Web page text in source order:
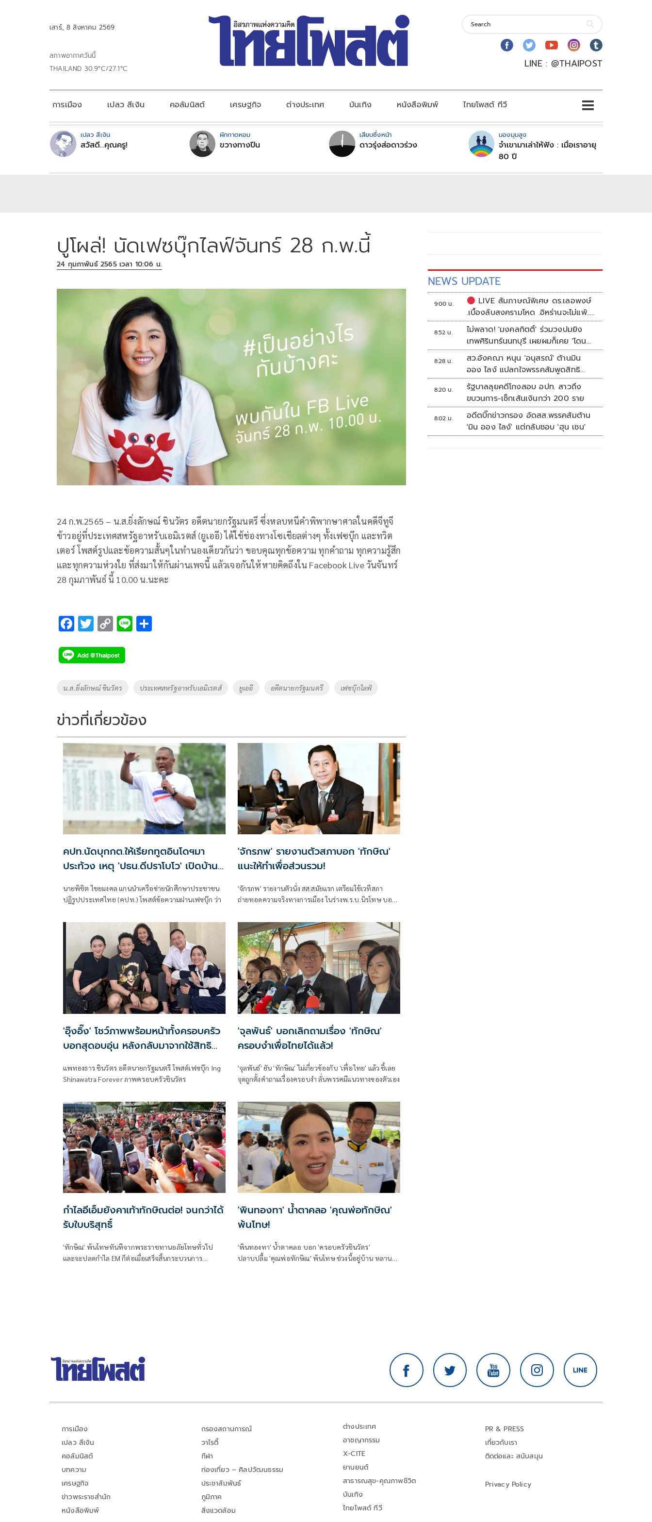
เสาร์, 8 สิงหาคม 2569
สภาพอากาศวันนี้
THAILAND 30.9°C/27.1°C
LINE : @THAIPOST
การเมือง เปลว สีเงิน คอลัมนิสต์ เศรษฐกิจ ต่างประเทศ บันเทิง หนังสือพิมพ์ ไทยโพสต์ ทีวี
เปลว สีเงิน
สวัสดี...คุณครู!
ผักกาดหอม
ขวางทางปืน
เสียบซึ่งหน้า
ดาวรุ่งส่อดาวร่วง
มองมุมสูง
จำเขามาเล่าให้ฟัง : เมื่อเราอายุ
80 ปี
ปูโผล่! นัดเฟซบุ๊กไลฟ์จันทร์ 28 ก.พ.นี้
24 กุมภาพันธ์ 2565 เวลา 10:06 น.
24 ก.พ.2565 – น.ส.ยิ่งลักษณ์ ชินวัตร อดีตนายกรัฐมนตรี ซึ่งหลบหนีคำพิพากษาศาลในคดีจีทูจี
ข้าวอยู่ที่ประเทศสหรัฐอาหรับเอมิเรตส์ (ยูเออี) ได้ใช้ช่องทางโซเชียลต่างๆ ทั้งเฟซบุ๊ก และทวิต
เตอร์ โพสต์รูปและข้อความสั้นๆในทำนองเดียวกันว่า ขอบคุณทุกข้อความ ทุกคำถาม ทุกความรู้สึก
และทุกความห่วงใย ที่ส่งมาให้กันผ่านเพจนี้ แล้วเจอกันให้หายคิดถึงใน Facebook Live วันจันทร์
28 กุมภาพันธ์ นี้ 10.00 น.นะคะ
F
e
b
o
k
T
tt
er
C
p
y
Li
k
Li
Tags
น.ส.ยิ่งลักษณ์ ชินวัตร ประเทศสหรัฐอาหรับเอมิเรตส์ ยูเออี อดีตนายกรัฐมนตรี เฟซบุ๊กไลฟ์
ข่าวที่เกี่ยวข้อง
คปท.นัดบุกกต.ให้เรียกทูตอินโดฯมา
ประท้วง เหตุ 'ปธน.ดีปราโบโว' เปิดบ้าน
นายพิชิต ไชยมงคล แกนนำเครือข่ายนักศึกษาประชาชน
ปฏิรูปประเทศไทย (คปท.) โพสต์ข้อความผ่านเฟซบุ๊ก ว่า
'จักรภพ' รายงานตัวสภาบอก 'ทักษิณ'
แนะให้ทำเพื่อส่วนรวม!
'จักรภพ' รายงานตัวนั่ง สส.สมัยแรก เตรียมใช้เวทีสภา
ถ่ายทอดความจริงทางการเมือง ในร่างพ.ร.บ.นิรโทษ บอก
ประวัติศาสตร์ อย่าคิดแต่ความนิยมวันนี้พรุ่งนี้
'อุ๊งอิ๊ง' โชว์ภาพพร้อมหน้าทั้งครอบครัว
บอกสุดอบอุ่น หลังกลับมาจากใช้สิทธิ
แพทองธาร ชินวัตร อดีตนายกรัฐมนตรี โพสต์เฟซบุ๊ก Ing
Shinawatra Forever ภาพครอบครัวชินวัตร
'จุลพันธ์' บอกเลิกถามเรื่อง 'ทักษิณ'
ครอบงำเพื่อไทยได้แล้ว!
'จุลพันธ์' ยัน 'ทักษิณ' ไม่เกี่ยวข้องกับ 'เพื่อไทย' แล้ว ชี้เลย
จุดถูกตั้งคำถามเรื่องครอบงำ ลั่นพรรคมีแนวทางของตัวเอง
กำไลอีเอ็มยังคาเท้าทักษิณต่อ! จนกว่าได้
รับใบบริสุทธิ์
'ทักษิณ' พ้นโทษทันทีจากพระราชทานอภัยโทษทั่วไป
และจะปลดกำไล EM ก็ต่อเมื่อเสร็จสิ้นกระบวนการ
'พินทองทา' น้ำตาคลอ 'คุณพ่อทักษิณ'
พ้นโทษ!
'พินทองทา' น้ำตาคลอ บอก 'ครอบครัวชินวัตร'
ปลาบปลื้ม 'คุณพ่อทักษิณ' พ้นโทษ ช่วงนี้อยู่บ้าน หลาน
NEWS UPDATE
9:00 น.
LIVE สัมภาษณ์พิเศษ ดร.เลอพงษ์
.เบื้องลับสงครามโหด .อิหร่านจะไม่แพ้..
.ระเบียบโลกใหม่ในตะวันออกกลาง…. |
อิสรภาพแห่งความคิด กับ..สำราญ รอด
เพชร
8:52 น.
ไม่พลาด! 'มงคลกิตติ์' ร่วมวงปมยิง
เทพศิรินทร์นนทบุรี เผยผมก็เคย 'โดน
เล่น'
8:28 น.
สว.อังคณา หนุน 'อนุสรณ์' ต้านมิน
ออง ไลง์ แปลกใจพรรคส้มพูดสิทธิ
มนุษยชนแต่กลับเงียบ
8:20 น.
รัฐบาลลุยคดีโกงสอบ อปท. สาวถึง
ขบวนการ-เช็กเส้นเงินกว่า 200 ราย
8:02 น.
อดีตบิ๊กข่าวกรอง อัดสส.พรรคส้มต้าน
'มิน ออง ไลง์' แต่กลับชอบ 'ฮุน เซน'
การเมือง
เปลว สีเงิน
คอลัมนิสต์
บทความ
เศรษฐกิจ
ข่าวพระราชสำนัก
หนังสือพิมพ์
กรองสถานการณ์
วาไรตี้
กีฬา
ท่องเที่ยว – ศิลปวัฒนธรรม
ประชาสัมพันธ์
ภูมิภาค
สิ่งแวดล้อม
ต่างประเทศ
อาชญากรรม
X-CITE
ยานยนต์
สาธารณสุข-คุณภาพชีวิต
บันเทิง
ไทยโพสต์ ทีวี
PR & PRESS
เกี่ยวกับเรา
ติดต่อและ สนับสนุน
Privacy Policy